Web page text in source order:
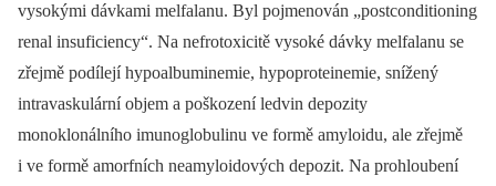
vysokými dávkami melfalanu. Byl pojmenován „postconditioning
renal insuficiency“. Na nefrotoxicitě vysoké dávky melfalanu se
zřejmě podílejí hypoalbuminemie, hypoproteinemie, snížený
intravaskulární objem a poškození ledvin depozity
monoklonálního imunoglobulinu ve formě amyloidu, ale zřejmě
i ve formě amorfních neamyloidových depozit. Na prohloubení